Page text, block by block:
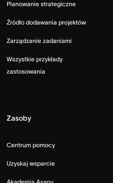
Planowanie strategiczne
Źródło dodawania projektów
Zarządzanie zadaniami
Wszystkie przykłady
zastosowania
Zasoby
Centrum pomocy
Uzyskaj wsparcie